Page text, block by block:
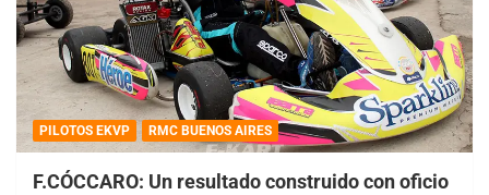
PILOTOS EKVP RMC BUENOS AIRES
F.CÓCCARO: Un resultado construido con oficio